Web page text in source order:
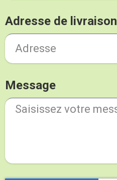
Adresse de livraison
Message